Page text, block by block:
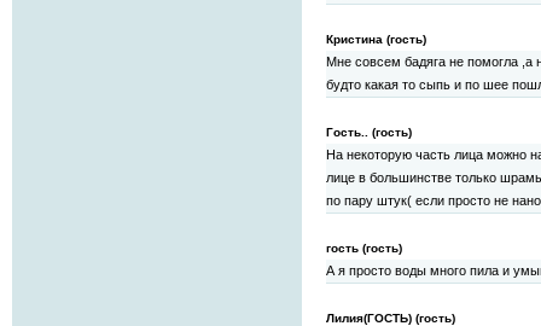
Кристина (гость)
Мне совсем бадяга не помогла ,а
будто какая то сыпь и по шее
Гость.. (гость)
На некоторую часть лица можно
лице в большинстве только
по пару штук( если просто не
гость (гость)
А я просто воды много пила и
Лилия(ГОСТЬ) (гость)